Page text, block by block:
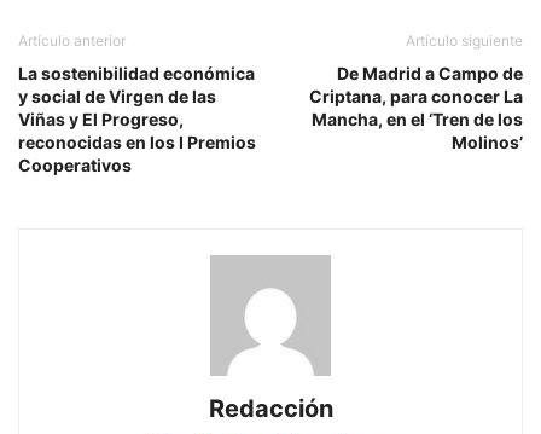
Artículo anterior
La sostenibilidad económica
y social de Virgen de las
Viñas y El Progreso,
reconocidas en los I Premios
Cooperativos
Artículo siguiente
De Madrid a Campo de
Criptana, para conocer La
Mancha, en el ‘Tren de los
Molinos’
Redacción